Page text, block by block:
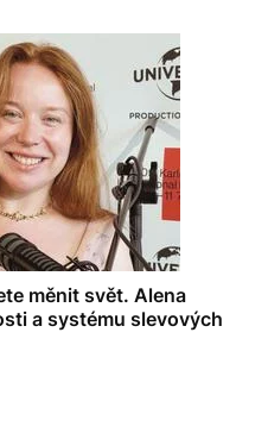
měnit svět. Alena
a systému slevových